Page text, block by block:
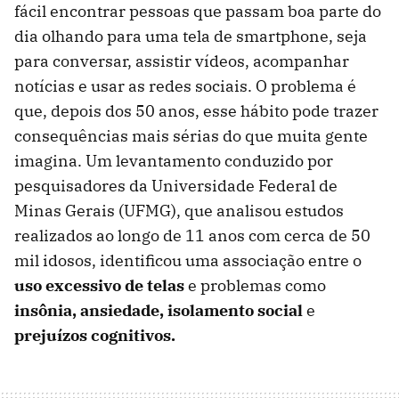
fácil encontrar pessoas que passam boa parte do
dia olhando para uma tela de smartphone, seja
para conversar, assistir vídeos, acompanhar
notícias e usar as redes sociais. O problema é
que, depois dos 50 anos, esse hábito pode trazer
consequências mais sérias do que muita gente
imagina. Um levantamento conduzido por
pesquisadores da Universidade Federal de
Minas Gerais (UFMG), que analisou estudos
realizados ao longo de 11 anos com cerca de 50
mil idosos, identificou uma associação entre o
uso excessivo de telase problemas como
insônia, ansiedade, isolamento sociale
prejuízos cognitivos.